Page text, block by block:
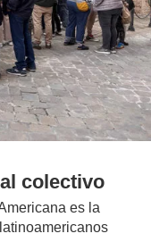
colectivo
es la